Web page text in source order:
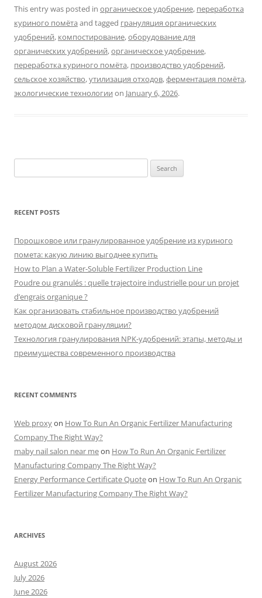
This entry was posted in органическое удобрение, переработка
куриного помёта and tagged грануляция органических
удобрений, компостирование,оборудование для
органических удобрений,органическое удобрение,
переработка куриного помёта, производство удобрений,
сельское хозяйство,утилизация отходов,ферментация помёта,
экологические технологии on January 6, 2026.
for:
RECENT POSTS
Порошковое или гранулированное удобрение из куриного
помета: какую линию выгоднее купить
How to Plan a Water-Soluble Fertilizer Production Line
Poudre ou granulés : quelle trajectoire industrielle pour un projet
d’engrais organique ?
Как организовать стабильное производство удобрений
методом дисковой грануляции?
Технология гранулирования NPK-удобрений: этапы, методы и
преимущества современного производства
RECENT COMMENTS
Web proxyon How To Run An Organic Fertilizer Manufacturing
Company The Right Way?
maby nail salon near meon How To Run An Organic Fertilizer
Manufacturing Company The Right Way?
Energy Performance Certificate Quoteon How To Run An Organic
Fertilizer Manufacturing Company The Right Way?
ARCHIVES
August 2026
July 2026
June 2026